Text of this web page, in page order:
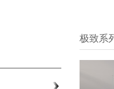
极致系